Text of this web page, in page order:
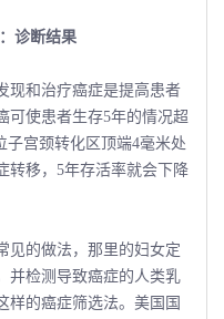
诊断结果
和治疗癌症是提高患者
可使患者生存5年的情况超
子宫颈转化区顶端4毫米处
转移，5年存活率就会下降
的做法，那里的妇女定
并检测导致癌症的人类乳
样的癌症筛选法。美国国